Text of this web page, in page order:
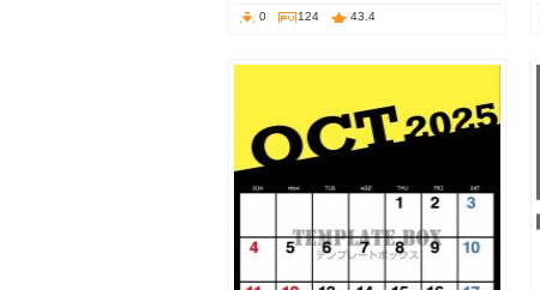
0 124 43.4